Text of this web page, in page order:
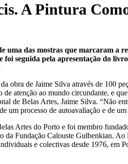
A Pintura
das mostras que marcaram a
seguida pela apresentação do
de Jaime Silva através de 100
atenção ao mundo circundante, e
de Belas Artes, Jaime Silva. “Não
processo de autoavaliação e de
Artes do Porto e foi membro
Fundação Calouste Gulbenkian.
e colectivas desde 1976, em